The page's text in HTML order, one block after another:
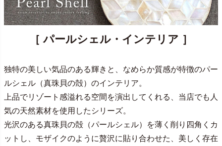
［ パールシェル・インテリア ］
独特の美しい気品のある輝きと、なめらか質感が特徴のパー
ルシェル（真珠貝の殻）のインテリア。
上品でリゾート感溢れる空間を演出してくれる、当店でも人
気の天然素材を使用したシリーズ。
光沢のある真珠貝の殻（パールシェル）を薄く削り四角くカ
ットし、モザイクのように贅沢に貼り合わせた、美しく存在